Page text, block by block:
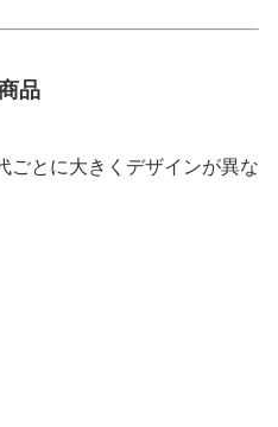
品
ごとに大きくデザインが異な